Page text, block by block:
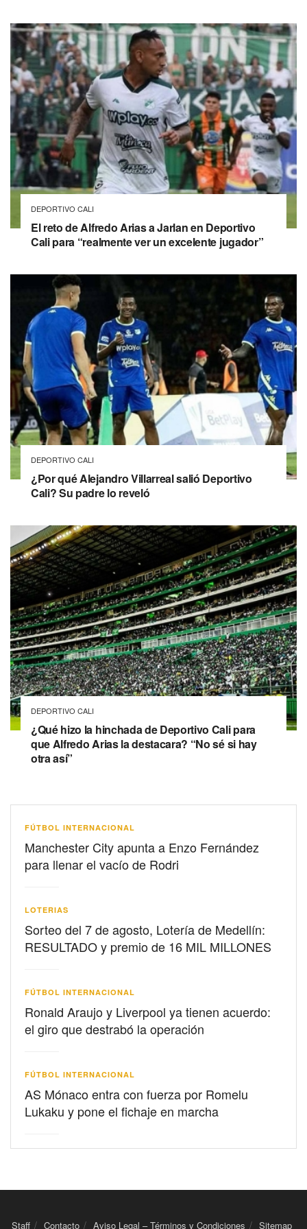
DEPORTIVO CALI
El reto de Alfredo Arias a Jarlan en Deportivo
Cali para “realmente ver un excelente jugador”
DEPORTIVO CALI
¿Por qué Alejandro Villarreal salió Deportivo
Cali? Su padre lo reveló
DEPORTIVO CALI
¿Qué hizo la hinchada de Deportivo Cali para
que Alfredo Arias la destacara? “No sé si hay
otra así”
FÚTBOL INTERNACIONAL
Manchester City apunta a Enzo Fernández
para llenar el vacío de Rodri
LOTERIAS
Sorteo del 7 de agosto, Lotería de Medellín:
RESULTADO y premio de 16 MIL MILLONES
FÚTBOL INTERNACIONAL
Ronald Araujo y Liverpool ya tienen acuerdo:
el giro que destrabó la operación
FÚTBOL INTERNACIONAL
AS Mónaco entra con fuerza por Romelu
Lukaku y pone el fichaje en marcha
Staff Contacto Aviso Legal – Términos y Condiciones Sitemap